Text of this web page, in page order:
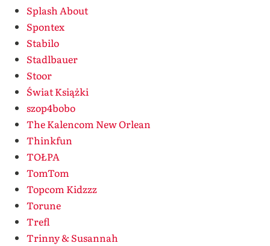
Splash About
Spontex
Stabilo
Stadlbauer
Stoor
Świat Książki
szop4bobo
The Kalencom New Orlean
Thinkfun
TOŁPA
TomTom
Topcom Kidzzz
Torune
Trefl
Trinny & Susannah